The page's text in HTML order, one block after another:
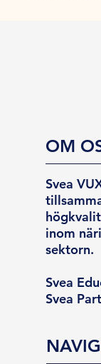
OM
Svea
inom
sektorn.
Svea
Svea